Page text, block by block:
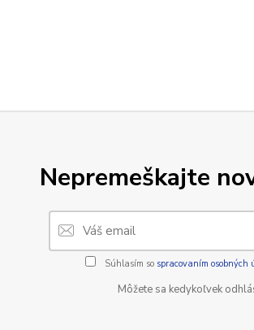
Nepremeškajte
Súhlasím so spracovaním osobných
Môžete sa kedykoľvek